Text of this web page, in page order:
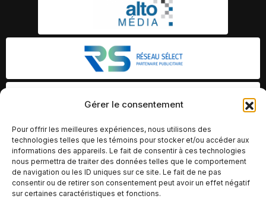
Gérer le consentement
Pour offrir les meilleures expériences, nous utilisons des
technologies telles que les témoins pour stocker et/ou accéder aux
informations des appareils. Le fait de consentir à ces technologies
nous permettra de traiter des données telles que le comportement
de navigation ou les ID uniques sur ce site. Le fait de ne pas
consentir ou de retirer son consentement peut avoir un effet négatif
sur certaines caractéristiques et fonctions.